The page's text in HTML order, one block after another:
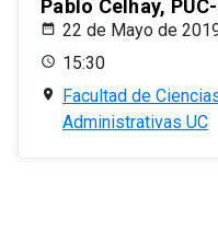
Pablo Celhay,
22 de Mayo de
15:30
Facultad de
Administrativas UC